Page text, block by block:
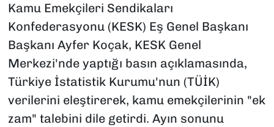
Kamu Emekçileri Sendikaları
Konfederasyonu (KESK) Eş Genel Başkanı
Başkanı Ayfer Koçak, KESK Genel
Merkezi'nde yaptığı basın açıklamasında,
Türkiye İstatistik Kurumu'nun (TÜİK)
verilerini eleştirerek, kamu emekçilerinin "ek
zam" talebini dile getirdi. Ayın sonunu